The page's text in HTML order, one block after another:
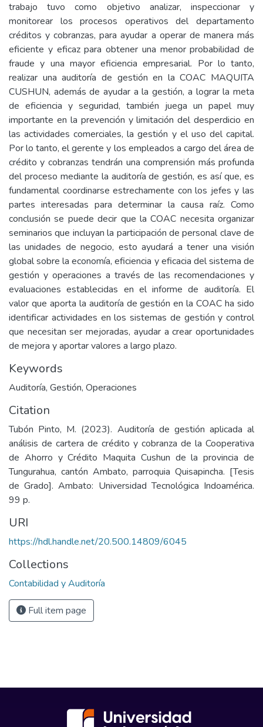
trabajo tuvo como objetivo analizar, inspeccionar y
monitorear los procesos operativos del departamento
créditos y cobranzas, para ayudar a operar de manera más
eficiente y eficaz para obtener una menor probabilidad de
fraude y una mayor eficiencia empresarial. Por lo tanto,
realizar una auditoría de gestión en la COAC MAQUITA
CUSHUN, además de ayudar a la gestión, a lograr la meta
de eficiencia y seguridad, también juega un papel muy
importante en la prevención y limitación del desperdicio en
las actividades comerciales, la gestión y el uso del capital.
Por lo tanto, el gerente y los empleados a cargo del área de
crédito y cobranzas tendrán una comprensión más profunda
del proceso mediante la auditoría de gestión, es así que, es
fundamental coordinarse estrechamente con los jefes y las
partes interesadas para determinar la causa raíz. Como
conclusión se puede decir que la COAC necesita organizar
seminarios que incluyan la participación de personal clave de
las unidades de negocio, esto ayudará a tener una visión
global sobre la economía, eficiencia y eficacia del sistema de
gestión y operaciones a través de las recomendaciones y
evaluaciones establecidas en el informe de auditoría. El
valor que aporta la auditoría de gestión en la COAC ha sido
identificar actividades en los sistemas de gestión y control
que necesitan ser mejoradas, ayudar a crear oportunidades
de mejora y aportar valores a largo plazo.
Keywords
Auditoría, Gestión, Operaciones
Citation
Tubón Pinto, M. (2023). Auditoría de gestión aplicada al
análisis de cartera de crédito y cobranza de la Cooperativa
de Ahorro y Crédito Maquita Cushun de la provincia de
Tungurahua, cantón Ambato, parroquia Quisapincha. [Tesis
de Grado]. Ambato: Universidad Tecnológica Indoamérica.
99 p.
URI
https://hdl.handle.net/20.500.14809/6045
Collections
Contabilidad y Auditoría
Full item page